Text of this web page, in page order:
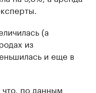
(а
из
и еще в
по данным